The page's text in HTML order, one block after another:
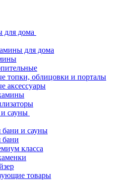
для дома
для дома
топки, облицовки и порталы
аксессуары
сауны
бани и сауны
бани
класса
товары